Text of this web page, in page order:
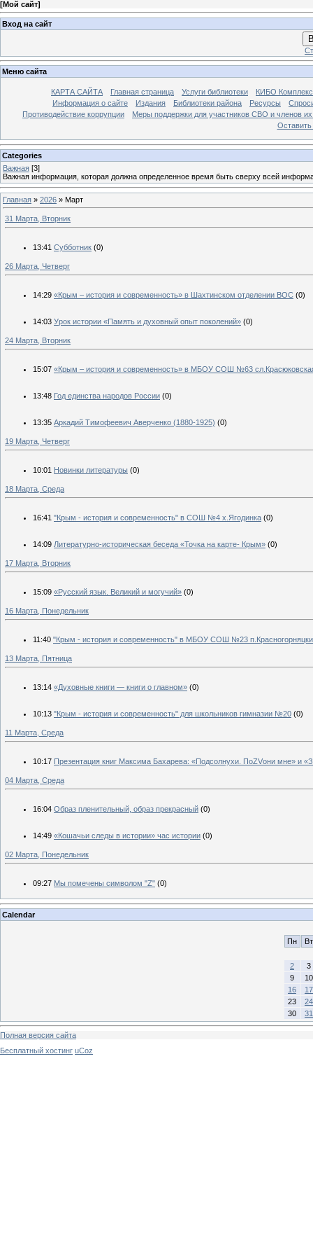
[Мой сайт]
Вход на сайт
Меню сайта
КАРТА САЙТА Главная страница Услуги библиотеки
КИБО
Информация о сайте
Издания Библиотеки района Ресурсы
Противодействие коррупции
Меры поддержки для участников СВО и членов
Оставить
Categories
Важная [3]
Важная информация, которая должна определенное время быть сверху всей
Главная » 2026 » Март
31 Марта, Вторник
13:41 Субботник (0)
26 Марта, Четверг
14:29 «Крым – история и современность» в Шахтинском отделении ВОС (0)
14:03 Урок истории «Память и духовный опыт поколений» (0)
24 Марта, Вторник
15:07 «Крым – история и современность» в МБОУ СОШ №63
13:48 Год единства народов России (0)
13:35 Аркадий Тимофеевич Аверченко (1880-1925) (0)
19 Марта, Четверг
10:01 Новинки литературы (0)
18 Марта, Среда
16:41 "Крым - история и современность" в СОШ №4 х.Ягодинка (0)
14:09 Литературно-историческая беседа «Точка на карте- Крым» (0)
17 Марта, Вторник
15:09 «Русский язык. Великий и могучий» (0)
16 Марта, Понедельник
11:40 "Крым - история и современность" в МБОУ СОШ №23
13 Марта, Пятница
13:14 «Духовные книги — книги о главном» (0)
10:13 "Крым - история и современность" для школьников гимназии №20 (0)
11 Марта, Среда
10:17 Презентация книг Максима Бахарева: «Подсолнухи. ПоZVони мне» и
04 Марта, Среда
16:04 Образ пленительный, образ прекрасный (0)
14:49 «Кошачьи следы в истории» час истории (0)
02 Марта, Понедельник
09:27 Мы помечены символом "Z" (0)
Calendar
Пн Вт
2
3
9
10
16
17
23
24
30
31
Полная версия сайта
Бесплатный хостинг uCoz